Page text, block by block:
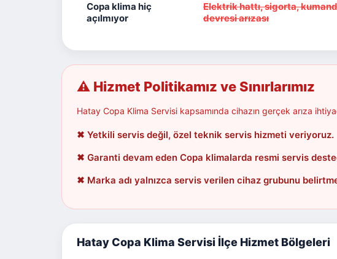
Copa klima hiç
açılmıyor
Elektrik hattı, sigorta,
devresi arızası
⚠ Hizmet Politikamız ve Sınırlarımız
Hatay Copa Klima Servisi kapsamında cihazın gerçek arıza
✖ Yetkili servis değil, özel teknik servis hizmeti veriyoruz.
✖ Garanti devam eden Copa klimalarda resmi servis
✖ Marka adı yalnızca servis verilen cihaz grubunu
Hatay Copa Klima Servisi İlçe Hizmet Bölgeleri